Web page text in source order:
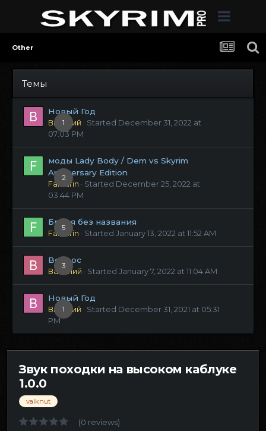
Other
Темы
1
Новый Год
Виталий · Started December 31, 2022 at
07:03 PM
2
моды Lady Body / Dem vs Skyrim
Anniversary Edition
Fanfarin · Started December 25, 2022 at
03:44 PM
5
Броня без названия
Fanfarin · Started January 13, 2022 at 11:52 AM
3
Вопрос
Василий · Started January 7, 2022 at 11:04 AM
1
Новый Год
Виталий · Started December 31, 2021 at 05:31
PM
Звук походки на высоком каблуке
1.0.0
valknut
(0 reviews)